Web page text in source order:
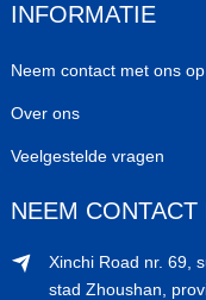
INFORMATIE
Neem contact met ons op
Over ons
Veelgestelde vragen
NEEM
Xinchi Road nr. 69,
stad Zhoushan,